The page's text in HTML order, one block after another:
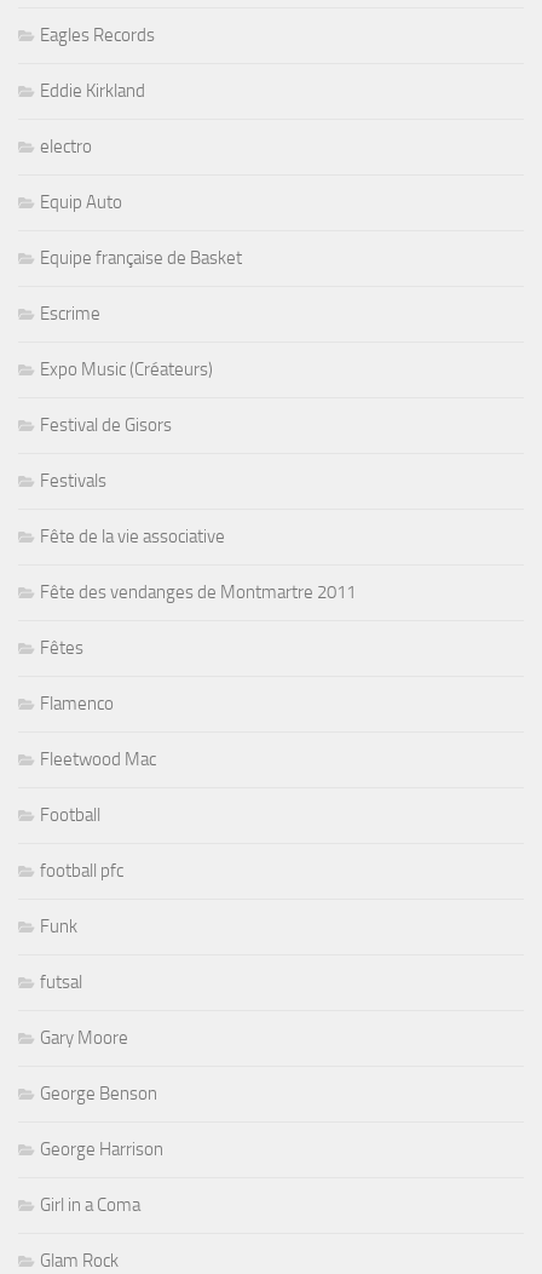
Eagles Records
Eddie Kirkland
electro
Equip Auto
Equipe française de Basket
Escrime
Expo Music (Créateurs)
Festival de Gisors
Festivals
Fête de la vie associative
Fête des vendanges de Montmartre 2011
Fêtes
Flamenco
Fleetwood Mac
Football
football pfc
Funk
futsal
Gary Moore
George Benson
George Harrison
Girl in a Coma
Glam Rock